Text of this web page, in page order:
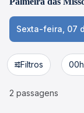
Sexta-feira, 07
Filtros
2 passagens